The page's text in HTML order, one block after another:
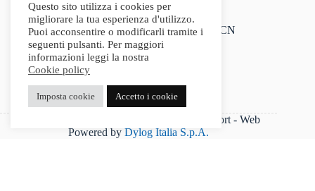
Indirizzo:
Via Audisio, 26, 12042 Bra CN
Telefono:
0172 412 414
Fax:
0172412414
P.IVA 03542250042 - Copyright 2025 G2Sport - Web
Powered byDylog Italia S.p.A.
Questo sito utilizza i cookies per
migliorare la tua esperienza d'utilizzo.
Puoi acconsentire o modificarli tramite i
seguenti pulsanti. Per maggiori
informazioni leggi la nostra
Cookie policy
Imposta cookie Accetto i cookie